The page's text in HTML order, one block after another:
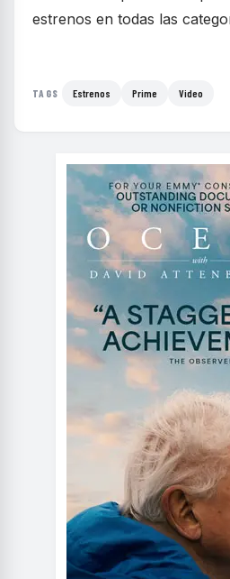
estrenos en todas las
TAGS Estrenos Prime Video